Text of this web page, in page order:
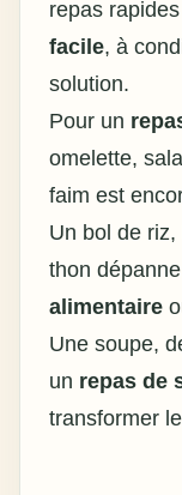
repas
facile, à
solution.
Pour un
omelette,
faim est
Un bol de
thon
alimentaire
Une soupe,
un repas de
transformer